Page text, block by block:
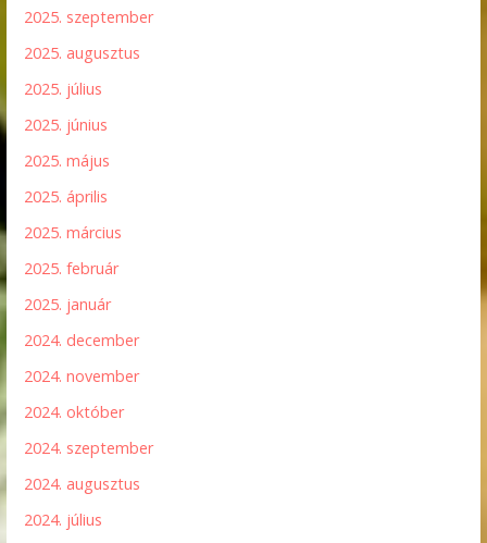
2025. szeptember
2025. augusztus
2025. július
2025. június
2025. május
2025. április
2025. március
2025. február
2025. január
2024. december
2024. november
2024. október
2024. szeptember
2024. augusztus
2024. július